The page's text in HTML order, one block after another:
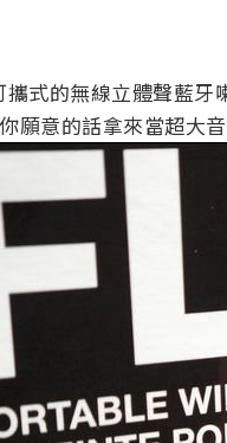
攜式的無線立體聲藍
願意的話拿來當超大